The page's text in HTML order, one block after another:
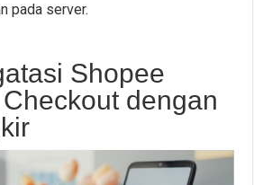
pada server.
Shopee
dengan